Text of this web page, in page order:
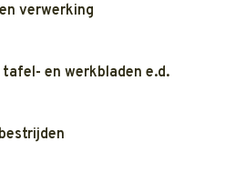
verwerking
en werkbladen e.d.